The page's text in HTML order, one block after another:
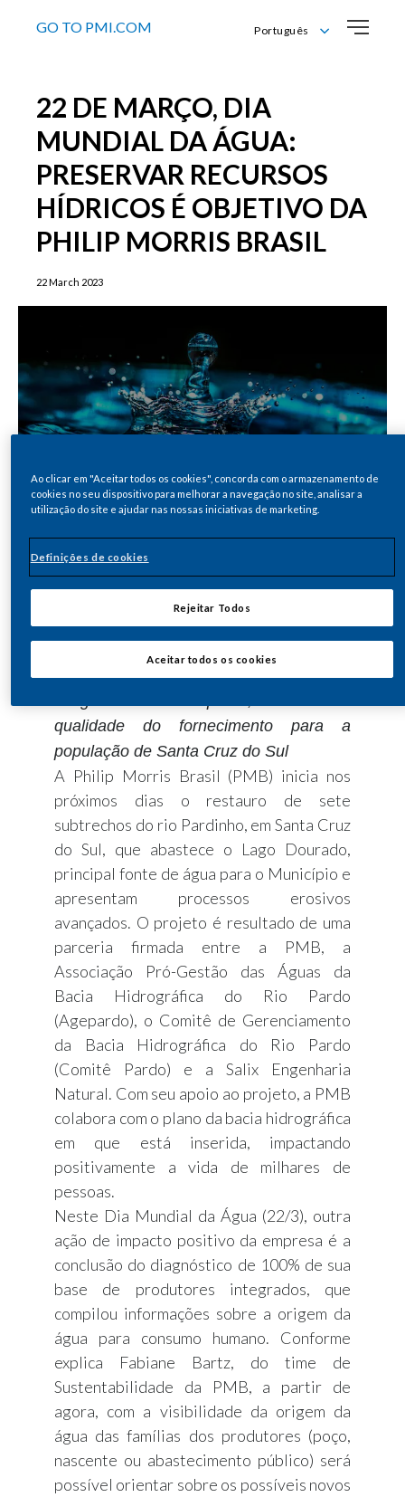
GO TO PMI.COM
Português
22 DE MARÇO, DIA
MUNDIAL DA ÁGUA:
PRESERVAR RECURSOS
HÍDRICOS É OBJETIVO DA
PHILIP MORRIS BRASIL
22 March 2023
Share
água aos produtores de tabaco
qualidade do fornecimento para a
população de Santa Cruz do Sul
A Philip Morris Brasil (PMB) inicia nos
próximos dias o restauro de sete
subtrechos do rio Pardinho, em Santa Cruz
do Sul, que abastece o Lago Dourado,
principal fonte de água para o Município e
apresentam processos erosivos
avançados. O projeto é resultado de uma
parceria firmada entre a PMB, a
Associação Pró-Gestão das Águas da
Bacia Hidrográfica do Rio Pardo
(Agepardo), o Comitê de Gerenciamento
da Bacia Hidrográfica do Rio Pardo
(Comitê Pardo) e a Salix Engenharia
Natural. Com seu apoio ao projeto, a PMB
colabora com o plano da bacia hidrográfica
em que está inserida, impactando
positivamente a vida de milhares de
pessoas.
Neste Dia Mundial da Água (22/3), outra
ação de impacto positivo da empresa é a
conclusão do diagnóstico de 100% de sua
base de produtores integrados, que
compilou informações sobre a origem da
água para consumo humano. Conforme
explica Fabiane Bartz, do time de
Sustentabilidade da PMB, a partir de
agora, com a visibilidade da origem da
água das famílias dos produtores (poço,
nascente ou abastecimento público) será
possível orientar sobre os possíveis novos
Ao clicar em "Aceitar todos os cookies", concorda com o armazenamento de
cookies no seu dispositivo para melhorar a navegação no site, analisar a
utilização do site e ajudar nas nossas iniciativas de marketing.
Definições de cookies
Rejeitar Todos
Aceitar todos os cookies